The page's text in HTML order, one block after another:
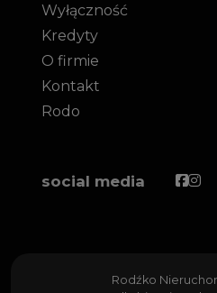
Wyłączność
Kredyty
O firmie
Kontakt
Rodo
social media
Rodźko